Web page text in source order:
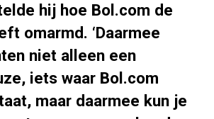
hij hoe Bol.com de
omarmd. ‘Daarmee
niet alleen een
iets waar Bol.com
maar daarmee kun je